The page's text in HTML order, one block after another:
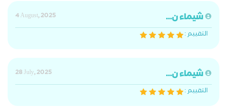
شيماء ن...
4 August, 2025
التقييم :
شيماء ن...
28 July, 2025
التقييم :